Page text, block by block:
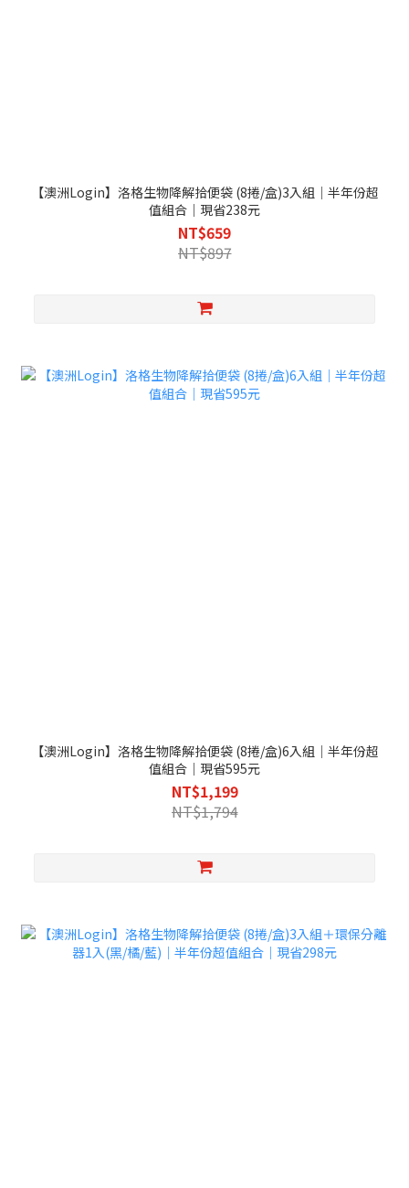
【澳洲Login】洛格生物降解拾便袋 (8捲/盒)3入組｜半年份超
值組合｜現省238元
NT$659
NT$897
【澳洲Login】洛格生物降解拾便袋 (8捲/盒)6入組｜半年份超
值組合｜現省595元
NT$1,199
NT$1,794